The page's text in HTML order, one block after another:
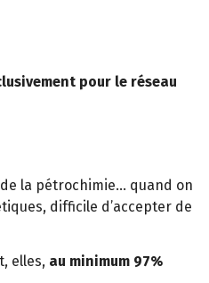
pour le réseau
la pétrochimie… quand on
difficile d’accepter de
elles, au minimum 97%